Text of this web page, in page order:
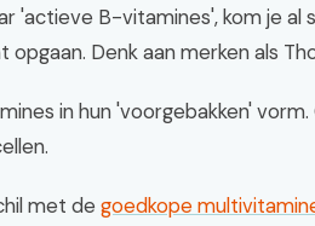
'actieve B-vitamines', kom je al
Denk aan merken als
in hun 'voorgebakken'
met de goedkope